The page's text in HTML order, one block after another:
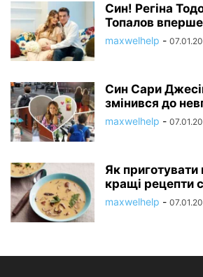
Син! Регіна
Топалов
maxwelhelp -
Син Сари
змінився до
maxwelhelp -
Як приготувати
кращі рецепти
maxwelhelp -